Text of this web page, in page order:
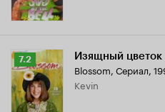
Рейтинг
Кинопоиска
7.2
7.2 Изящный цветок
Blossom, Сериал,
Kevin